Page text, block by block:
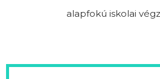
alapfokú iskolai